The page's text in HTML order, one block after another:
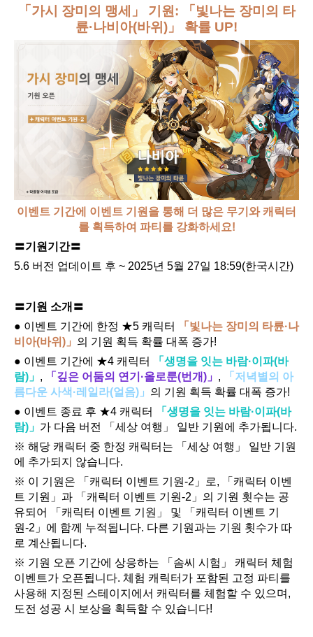
「가시 장미의 맹세」 기원: 「빛나는 장미의 타
륜·나비아(바위)」 확률 UP!
이벤트 기간에 이벤트 기원을 통해 더 많은 무기와 캐릭터
를 획득하여 파티를 강화하세요!
〓기원기간〓
5.6 버전 업데이트 후 ~ 2025년 5월 27일 18:59(한국시간)
〓기원 소개〓
● 이벤트 기간에 한정 ★5 캐릭터
「빛나는 장미의 타륜·나
비아(바위)」 의 기원 획득 확률 대폭 증가!
● 이벤트 기간에 ★4 캐릭터
「생명을 잇는 바람·이파(바
람)」 , 「깊은 어둠의 연기·올로룬(번개)」 ,
「저녁별의 아
름다운 사색·레일라(얼음)」 의 기원 획득 확률 대폭 증가!
● 이벤트 종료 후 ★4 캐릭터
「생명을 잇는 바람·이파(바
람)」 가 다음 버전 「세상 여행」 일반 기원에 추가됩니다.
※ 해당 캐릭터 중 한정 캐릭터는 「세상 여행」 일반 기원
에 추가되지 않습니다.
※ 이 기원은 「캐릭터 이벤트 기원-2」로, 「캐릭터 이벤
트 기원」과 「캐릭터 이벤트 기원-2」의 기원 횟수는 공
유되어 「캐릭터 이벤트 기원」 및 「캐릭터 이벤트 기
원-2」에 함께 누적됩니다. 다른 기원과는 기원 횟수가 따
로 계산됩니다.
※ 기원 오픈 기간에 상응하는 「솜씨 시험」 캐릭터 체험
이벤트가 오픈됩니다. 체험 캐릭터가 포함된 고정 파티를
사용해 지정된 스테이지에서 캐릭터를 체험할 수 있으며,
도전 성공 시 보상을 획득할 수 있습니다!